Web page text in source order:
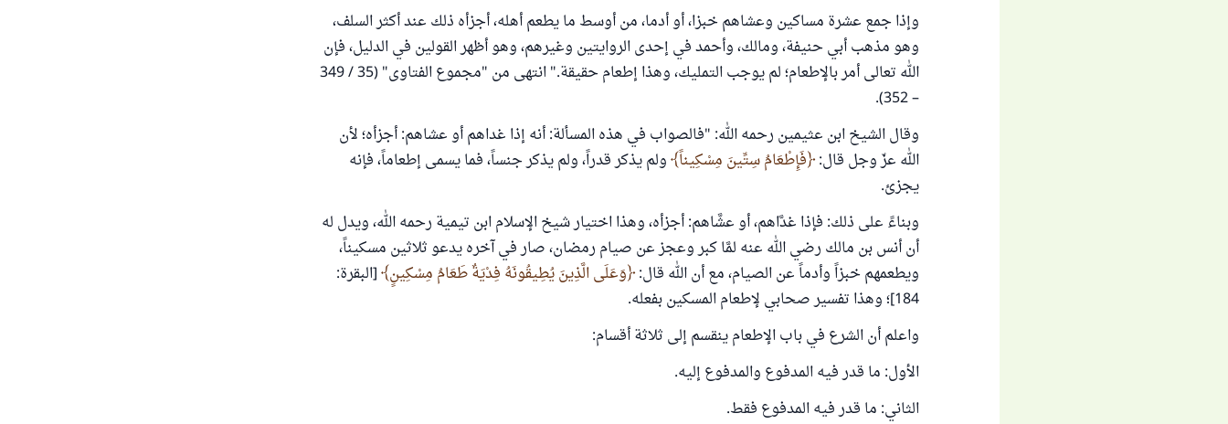
وإذا جمع عشرة مساكين وعشاهم خبزا، أو أدما، من أوسط ما يطعم أهله، أجزأه ذلك عند أكثر السلف،
وهو مذهب أبي حنيفة، ومالك، وأحمد في إحدى الروايتين وغيرهم، وهو أظهر القولين في الدليل، فإن
الله تعالى أمر بالإطعام؛ لم يوجب التمليك، وهذا إطعام حقيقة." انتهى من "مجموع الفتاوى" (35 / 349
– 352).
وقال الشيخ ابن عثيمين رحمه الله: "فالصواب في هذه المسألة: أنه إذا غداهم أو عشاهم: أجزأه؛ لأن
الله عزّ وجل قال: فَإِطْعَامُ سِتِّينَ مِسْكِيناً ولم يذكر قدراً، ولم يذكر جنساً، فما يسمى إطعاماً، فإنه
يجزئ.
وبناءً على ذلك: فإذا غدَّاهم، أو عشَّاهم: أجزأه، وهذا اختيار شيخ الإسلام ابن تيمية رحمه الله، ويدل له
أن أنس بن مالك رضي الله عنه لمَّا كبر وعجز عن صيام رمضان، صار في آخره يدعو ثلاثين مسكيناً،
ويطعمهم خبزاً وأدماً عن الصيام، مع أن الله قال: وَعَلَى الَّذِينَ يُطِيقُونَهُ فِدْيَةٌ طَعَامُ مِسْكِينٍ [البقرة:
184]؛ وهذا تفسير صحابي لإطعام المسكين بفعله.
واعلم أن الشرع في باب الإطعام ينقسم إلى ثلاثة أقسام:
الأول: ما قدر فيه المدفوع والمدفوع إليه.
الثاني: ما قدر فيه المدفوع فقط.